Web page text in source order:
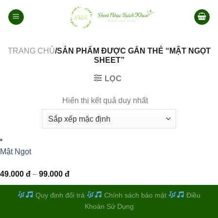
qua
TRANG CHỦ/SẢN PHẨM ĐƯỢC GẮN THẺ “MẬT NGỌT
SHEET”
LỌC
Hiển thị kết quả duy nhất
Mật Ngọt
49.000 đ – 99.000 đKhoảng
từ
49.000 đ
99.000 đ
Quy định đổi trả Chính sách bảo mật
Điều
Khoản Sử Dụng